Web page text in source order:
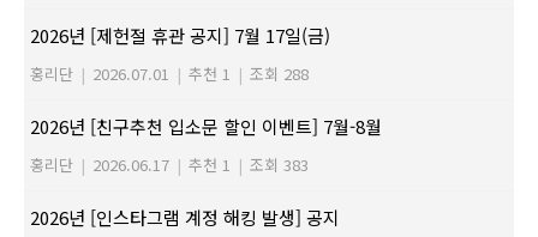
2026년 [제헌절 휴관 공지] 7월 17일(금)
홍리단 | 2026.07.01 | 추천 1 | 조회 288
2026년 [친구추천 입소문 할인 이벤트] 7월-8월
홍리단 | 2026.06.17 | 추천 1 | 조회 383
2026년 [인스타그램 계정 해킹 발생] 공지